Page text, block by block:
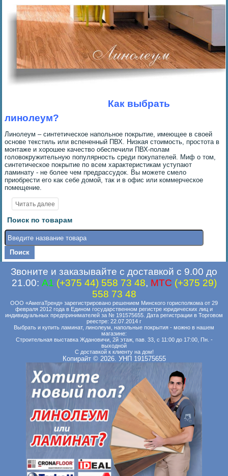
Как выбрать
линолеум?
Линолеум – синтетическое напольное покрытие, имеющее в своей
основе текстиль или вспененный ПВХ. Низкая стоимость, простота в
монтаже и хорошее качество обеспечили ПВХ-полам
головокружительную популярность среди покупателей. Миф о том,
синтетическое покрытие по всем характеристикам уступают
ламинату - не более чем предрассудок. Вы можете смело
приобрести его как себе домой, так и в офис или коммерческое
помещение.
Поиск по товарам
Звоните и заказывайте с доставкой с 9.00 до
21.00: A1 (+375 44) 558 73 48, MTC (+375 29)
558 73 48
ООО «АмегаТренд» зарегистрировано решением Минского горисполкома от 29
февраля 2012 года в Едином государственном регистре юридических лиц и
индивидуальных предпринимателей за № 191575655. Дата регистрации в Торговом
реестре: 22.07.2014 г
Выбрать и купить ламинат, линолеум, напольные покрытия - можно в нашем
магазине:
Строительная выставка Ждановичи, 2й этаж, пав. 33, с 11:00 до 17:00, Пн. -
выходной
С доставкой к клиенту на дом!
Копирайт © 2026. УНП 191575655